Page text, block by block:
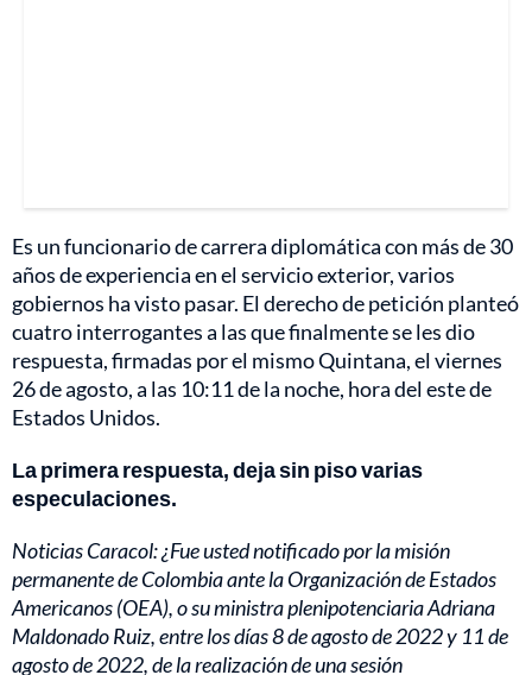
Es un funcionario de carrera diplomática con más de 30
años de experiencia en el servicio exterior, varios
gobiernos ha visto pasar. El derecho de petición planteó
cuatro interrogantes a las que finalmente se les dio
respuesta, firmadas por el mismo Quintana, el viernes
26 de agosto, a las 10:11 de la noche, hora del este de
Estados Unidos.
La primera respuesta, deja sin piso varias
especulaciones.
Noticias Caracol: ¿Fue usted notificado por la misión
permanente de Colombia ante la Organización de Estados
Americanos (OEA), o su ministra plenipotenciaria Adriana
Maldonado Ruiz, entre los días 8 de agosto de 2022 y 11 de
agosto de 2022, de la realización de una sesión